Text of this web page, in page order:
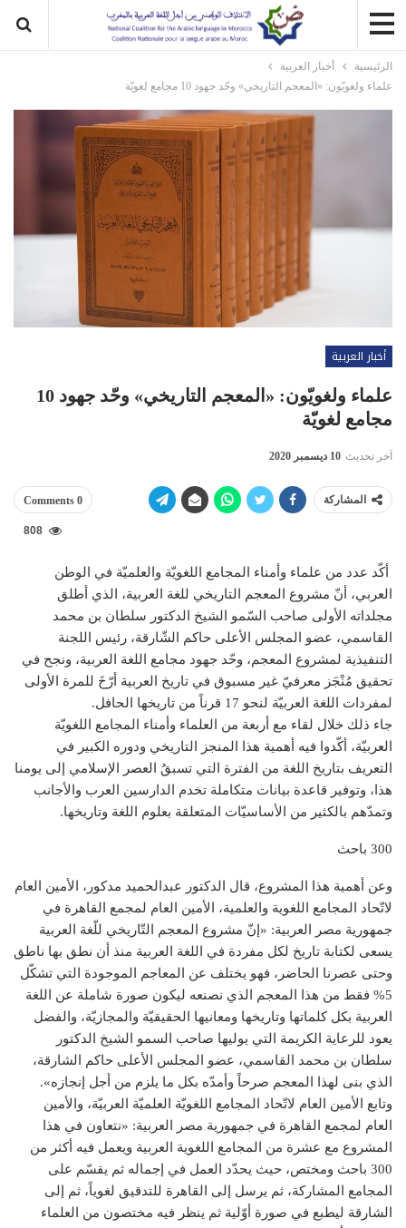
الرئيسية
أخبار العربية
علماء ولغويّون: «المعجم التاريخي» وحّد جهود 10 مجامع لغويّة
أخبار العربية
علماء ولغويّون: «المعجم التاريخي» وحّد جهود 10
مجامع لغويّة
آخر تحديث 10 ديسمبر 2020
المشاركة 0 Comments
808
أكّد عدد من علماء وأمناء المجامع اللغويّة والعلميّة في الوطن
العربي، أنّ مشروع المعجم التاريخي للغة العربية، الذي أطلق
مجلداته الأولى صاحب السّمو الشيخ الدكتور سلطان بن محمد
القاسمي، عضو المجلس الأعلى حاكم الشّارقة، رئيس اللجنة
التنفيذية لمشروع المعجم، وحّد جهود مجامع اللغة العربية، ونجح في
تحقيق مُنْجَز معرفيّ غير مسبوق في تاريخ العربية أرّخَ للمرة الأولى
لمفردات اللغة العربيّة لنحو 17 قرناً من تاريخها الحافل.
جاء ذلك خلال لقاء مع أربعة من العلماء وأمناء المجامع اللغويّة
العربيّة، أكّدوا فيه أهمية هذا المنجز التاريخي ودوره الكبير في
التعريف بتاريخ اللغة من الفترة التي تسبقُ العصر الإسلامي إلى يومنا
هذا، وتوفير قاعدة بيانات متكاملة تخدم الدارسين العرب والأجانب
وتمدّهم بالكثير من الأساسيّات المتعلقة بعلوم اللغة وتاريخها.
300 باحث
وعن أهمية هذا المشروع، قال الدكتور عبدالحميد مدكور، الأمين العام
لاتّحاد المجامع اللغوية والعلمية، الأمين العام لمجمع القاهرة في
جمهورية مصر العربية: «إنّ مشروع المعجم التّاريخي للّغة العربية
يسعى لكتابة تاريخ لكل مفردة في اللغة العربية منذ أن نطق بها ناطق
وحتى عصرنا الحاضر، فهو يختلف عن المعاجم الموجودة التي تشكّل
5% فقط من هذا المعجم الذي نصنعه ليكون صورة شاملة عن اللغة
العربية بكل كلماتها وتاريخها ومعانيها الحقيقيّة والمجازيّة، والفضل
يعود للرعاية الكريمة التي يوليها صاحب السمو الشيخ الدكتور
سلطان بن محمد القاسمي، عضو المجلس الأعلى حاكم الشارقة،
الذي بنى لهذا المعجم صرحاً وأمدّه بكل ما يلزم من أجل إنجازه».
وتابع الأمين العام لاتّحاد المجامع اللغويّة العلميّة العربيّة، والأمين
العام لمجمع القاهرة في جمهورية مصر العربية: «نتعاون في هذا
المشروع مع عشرة من المجامع اللغوية العربية ويعمل فيه أكثر من
300 باحث ومختص، حيث يحدّد العمل في إجماله ثم يقسّم على
المجامع المشاركة، ثم يرسل إلى القاهرة للتدقيق لغوياً، ثم إلى
الشارقة ليطبع في صورة أوّلية ثم ينظر فيه مختصون من العلماء